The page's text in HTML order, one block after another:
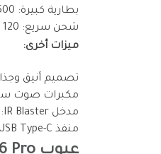
بطارية كبيرة: 5500 مللي أمبير ، تدوم لفترة طويلة مع الاستخدام المكثف.
شحن سريع: 120 واط ، مما يسمح بشحن الهاتف بالكامل في غضون دقائق قليلة.
ميزات أخرى:
تصميم أنيق
مكبرات صوت
مدخل IR Blaster: للتحكم في الأجهزة المنزلية الذكية.
منفذ USB Type-C: للشحن ونقل البيانات بسرعة.